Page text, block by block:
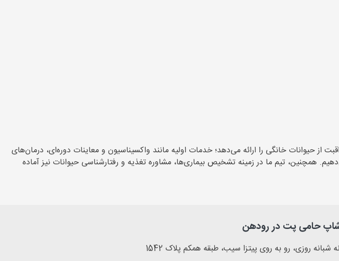
خانگی را ارائه می‌دهد؛ خدمات اولیه مانند واکسیناسیون و معاینات دوره‌ای، درمان‌های
تیم ما در زمینه تشخیص بیماری‌ها، مشاوره تغذیه و رفتارشناسی حیوانات نیز آماده
حامی پت در رودهن
روزی، رو به روی پیتزا سیب، طبقه همکم پلاک 1542